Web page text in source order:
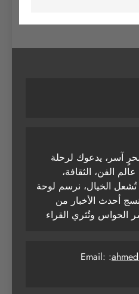
آسر، يدعوك لرحلة
الفن، الثقافة،
الخيال، نرسم لوحة
أحدث الأخبار من
الحواس وتُثري القراء
Email: :